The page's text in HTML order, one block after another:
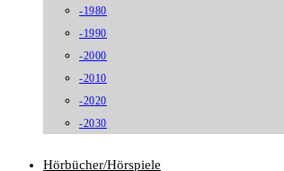
-1980
-1990
-2000
-2010
-2020
-2030
Hörbücher/Hörspiele